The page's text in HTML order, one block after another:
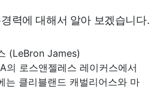
력에 대해서 알아 보겠습니다.
(LeBron James)
의 로스앤젤레스 레이커스에서
는 클리블랜드 캐벌리어스와 마